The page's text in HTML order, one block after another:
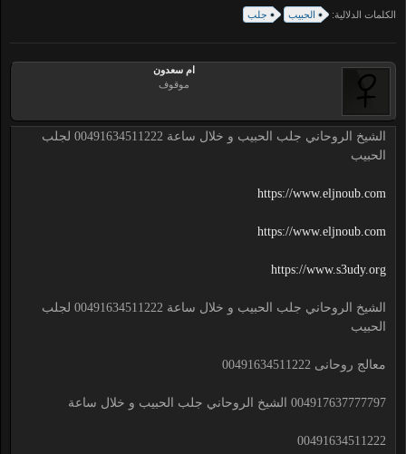
الكلمات الدلالية: الحبيب جلب
ام سعدون
موقوف
الشيخ الروحاني جلب الحبيب و خلال ساعة 00491634511222 لجلب
الحبيب
https://www.eljnoub.com
https://www.eljnoub.com
https://www.s3udy.org
الشيخ الروحاني جلب الحبيب و خلال ساعة 00491634511222 لجلب
الحبيب
معالج روحانى 00491634511222
004917637777797 الشيخ الروحاني جلب الحبيب و خلال ساعة
00491634511222